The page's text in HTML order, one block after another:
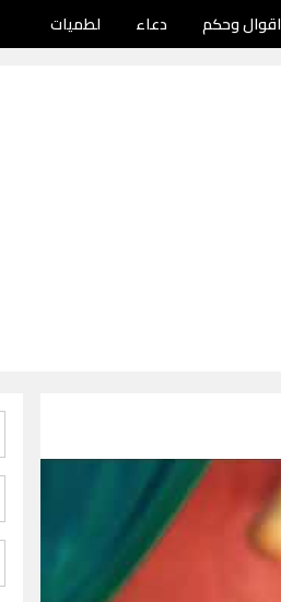
اقوال وحكم دعاء لطميات